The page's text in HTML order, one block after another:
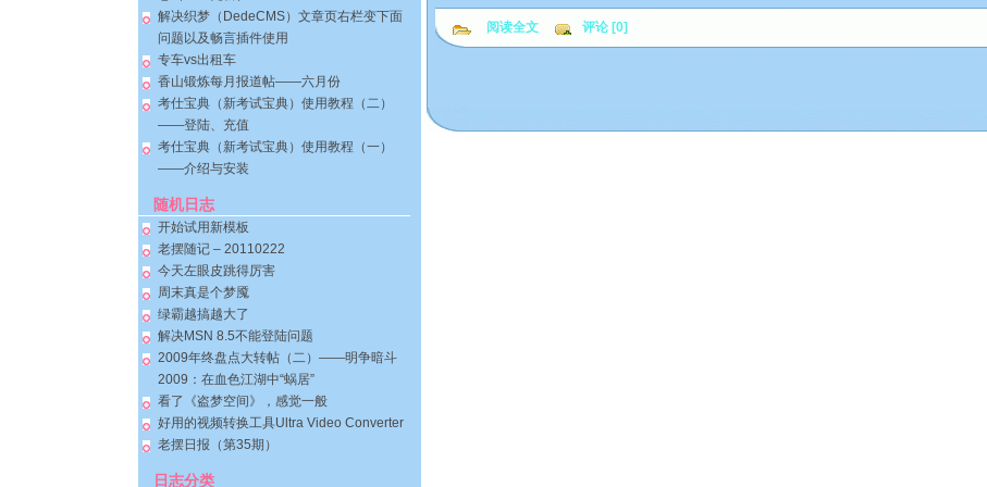
解决织梦（DedeCMS）文章页右栏变下面
问题以及畅言插件使用
专车vs出租车
香山锻炼每月报道帖——六月份
考仕宝典（新考试宝典）使用教程（二）
——登陆、充值
考仕宝典（新考试宝典）使用教程（一）
——介绍与安装
随机日志
开始试用新模板
老摆随记 – 20110222
今天左眼皮跳得厉害
周末真是个梦魇
绿霸越搞越大了
解决MSN 8.5不能登陆问题
2009年终盘点大转帖（二）——明争暗斗
2009：在血色江湖中“蜗居”
看了《盗梦空间》，感觉一般
好用的视频转换工具Ultra Video Converter
老摆日报（第35期）
日志分类
阅读全文 评论 [0]